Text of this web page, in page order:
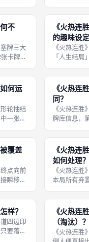
编程规划，
牌保护押
不
牌三大
卡牌，
双人变
《火热连
的趣味设定
《火热连
「人生结
自带的聚会
第一，独
何运
轮抽结
一张作
票翻面
《火热连
同？
《火热连
牌库信息，
险。三轮差
专属特殊
覆盖
点向前
瞬移至
作标
《火热连
如何处理？
《火热连
本局所有弃
速度，避免
事都能正
样？
四边印
要落在
《火热连
（淘汰）？
《火热连